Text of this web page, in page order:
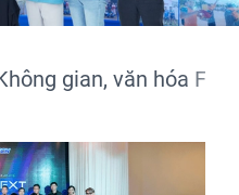
gian, văn hóa